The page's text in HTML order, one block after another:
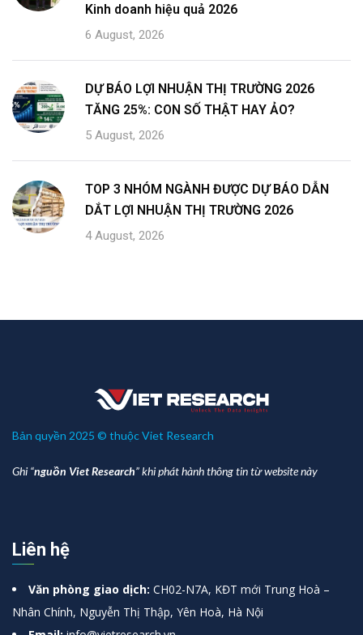
Kinh doanh hiệu quả 2026
6 August, 2026
DỰ BÁO LỢI NHUẬN THỊ TRƯỜNG 2026
TĂNG 25%: CON SỐ THẬT HAY ẢO?
5 August, 2026
TOP 3 NHÓM NGÀNH ĐƯỢC DỰ BÁO DẪN
DẮT LỢI NHUẬN THỊ TRƯỜNG 2026
4 August, 2026
Bản quyền 2025 © thuộc Viet Research
Ghi “nguồn Viet Research” khi phát hành thông tin từ website này
Liên hệ
Văn phòng giao dịch: CH02-N7A, KĐT mới Trung Hoà –
Nhân Chính, Nguyễn Thị Thập, Yên Hoà, Hà Nội